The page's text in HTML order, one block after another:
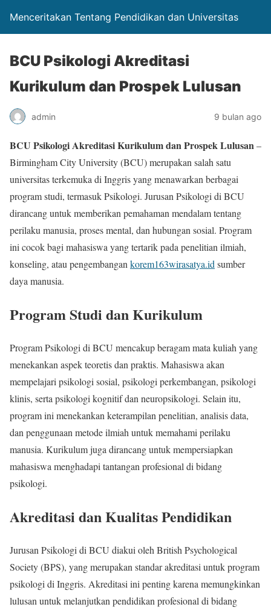
Menceritakan Tentang Pendidikan dan Universitas
BCU Psikologi Akreditasi
Kurikulum dan Prospek Lulusan
admin 9 bulan ago
BCU Psikologi Akreditasi Kurikulum dan Prospek Lulusan–
Birmingham City University (BCU) merupakan salah satu
universitas terkemuka di Inggris yang menawarkan berbagai
program studi, termasuk Psikologi. Jurusan Psikologi di BCU
dirancang untuk memberikan pemahaman mendalam tentang
perilaku manusia, proses mental, dan hubungan sosial. Program
ini cocok bagi mahasiswa yang tertarik pada penelitian ilmiah,
konseling, atau pengembangan korem163wirasatya.id sumber
daya manusia.
Program Studi dan Kurikulum
Program Psikologi di BCU mencakup beragam mata kuliah yang
menekankan aspek teoretis dan praktis. Mahasiswa akan
mempelajari psikologi sosial, psikologi perkembangan, psikologi
klinis, serta psikologi kognitif dan neuropsikologi. Selain itu,
program ini menekankan keterampilan penelitian, analisis data,
dan penggunaan metode ilmiah untuk memahami perilaku
manusia. Kurikulum juga dirancang untuk mempersiapkan
mahasiswa menghadapi tantangan profesional di bidang
psikologi.
Akreditasi dan Kualitas Pendidikan
Jurusan Psikologi di BCU diakui oleh British Psychological
Society (BPS), yang merupakan standar akreditasi untuk program
psikologi di Inggris. Akreditasi ini penting karena memungkinkan
lulusan untuk melanjutkan pendidikan profesional di bidang